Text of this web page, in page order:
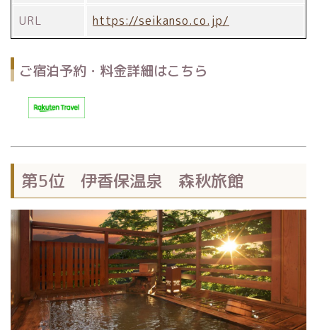
URL https://seikanso.co.jp/
ご宿泊予約・料金詳細はこちら
第5位 伊香保温泉 森秋旅館